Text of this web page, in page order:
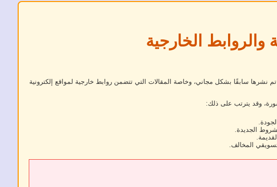
الخارجية
سابقًا بشكل مجاني، وخاصة المقالات التي تتضمن روابط خارجية لمواقع إلكترونية
وقد يترتب على ذلك:
الجديدة.
المخالف.